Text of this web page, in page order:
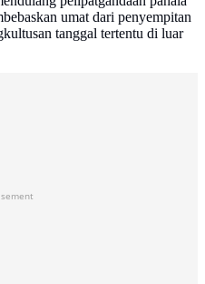
umat dari penyempitan
tanggal tertentu di luar